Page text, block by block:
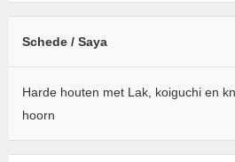
Schede / Saya
Harde houten met Lak, koiguchi en
hoorn